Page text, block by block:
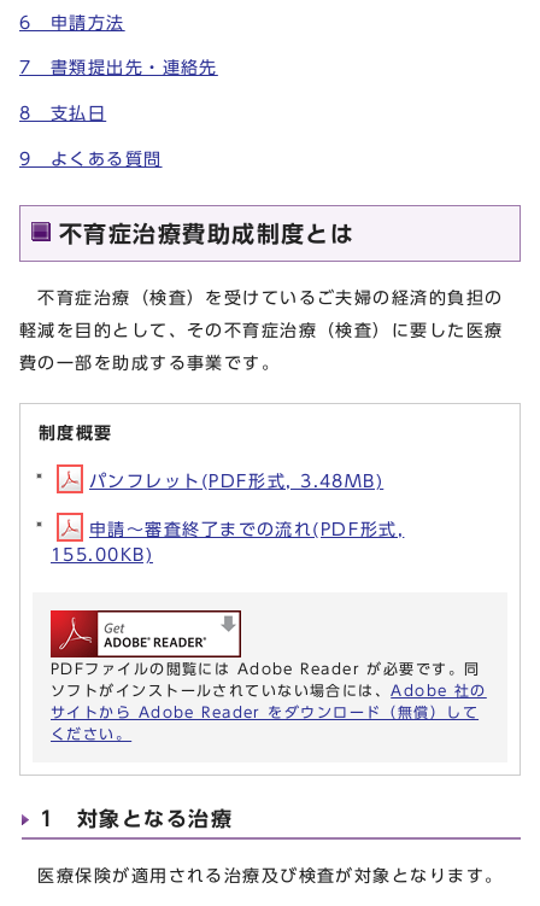
6 申請方法
7 書類提出先・連絡先
8 支払日
9 よくある質問
不育症治療費助成制度とは
不育症治療（検査）を受けているご夫婦の経済的負担の
軽減を目的として、その不育症治療（検査）に要した医療
費の一部を助成する事業です。
制度概要
パンフレット(PDF形式, 3.48MB)
申請～審査終了までの流れ(PDF形式,
155.00KB)
PDFファイルの閲覧には Adobe Reader が必要です。同
ソフトがインストールされていない場合には、 Adobe 社の
サイトから Adobe Reader をダウンロード（無償）して
ください。
1 対象となる治療
医療保険が適用される治療及び検査が対象となります。